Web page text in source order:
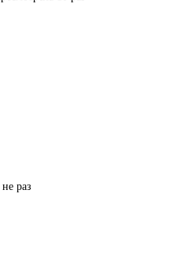
раз